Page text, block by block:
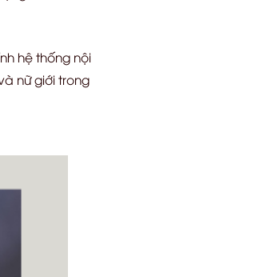
hệ thống nội
nữ giới trong